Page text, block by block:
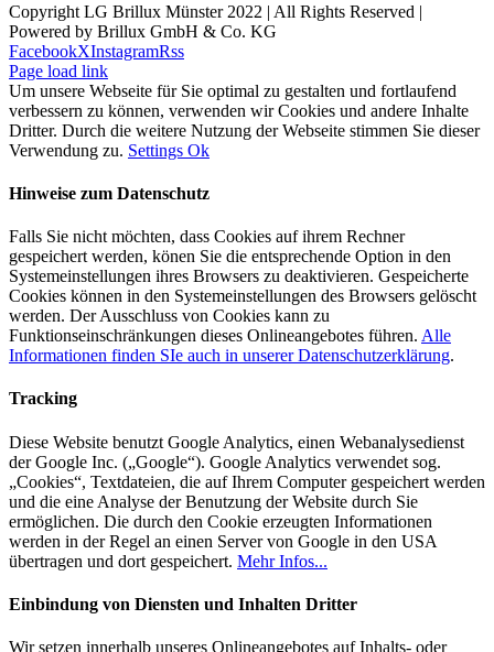
Copyright LG Brillux Münster 2022 | All Rights Reserved |
Powered by Brillux GmbH & Co. KG
FacebookXInstagramRss
Page load link
Um unsere Webseite für Sie optimal zu gestalten und fortlaufend
verbessern zu können, verwenden wir Cookies und andere Inhalte
Dritter. Durch die weitere Nutzung der Webseite stimmen Sie dieser
Verwendung zu. Settings Ok
Hinweise zum Datenschutz
Falls Sie nicht möchten, dass Cookies auf ihrem Rechner
gespeichert werden, könen Sie die entsprechende Option in den
Systemeinstellungen ihres Browsers zu deaktivieren. Gespeicherte
Cookies können in den Systemeinstellungen des Browsers gelöscht
werden. Der Ausschluss von Cookies kann zu
Funktionseinschränkungen dieses Onlineangebotes führen. Alle
Informationen finden SIe auch in unserer Datenschutzerklärung.
Tracking
Diese Website benutzt Google Analytics, einen Webanalysedienst
der Google Inc. („Google“). Google Analytics verwendet sog.
„Cookies“, Textdateien, die auf Ihrem Computer gespeichert werden
und die eine Analyse der Benutzung der Website durch Sie
ermöglichen. Die durch den Cookie erzeugten Informationen
werden in der Regel an einen Server von Google in den USA
übertragen und dort gespeichert. Mehr Infos...
Einbindung von Diensten und Inhalten Dritter
Wir setzen innerhalb unseres Onlineangebotes auf Inhalts- oder